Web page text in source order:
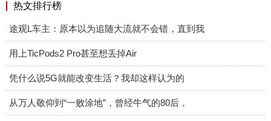
热文排行榜
途观L车主：原本以为追随大流就不会错，直到我
用上TicPods2 Pro甚至想丢掉Air
凭什么说5G就能改变生活？我却这样认为的
从万人敬仰到“一败涂地”，曾经牛气的80后，